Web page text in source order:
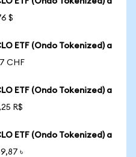
$
ETF (Ondo Tokenized) a
CHF
ETF (Ondo Tokenized) a
R$
ETF (Ondo Tokenized) a
৳